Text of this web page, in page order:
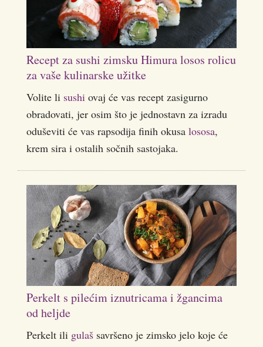
Recept za sushi zimsku Himura losos rolicu
za vaše kulinarske užitke
Volite li sushi ovaj će vas recept zasigurno
obradovati, jer osim što je jednostavn za izradu
oduševiti će vas rapsodija finih okusa lososa,
krem sira i ostalih sočnih sastojaka.
Perkelt s pilećim iznutricama i žgancima
od heljde
Perkelt ili gulaš savršeno je zimsko jelo koje će